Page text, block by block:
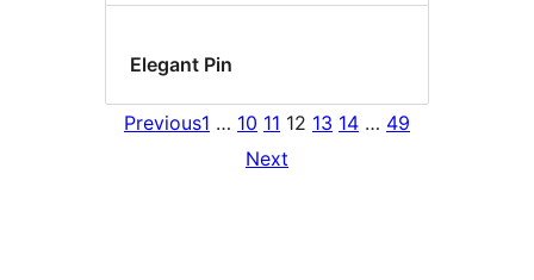
Elegant Pin
Previous1 … 10 11 12 13 14 … 49
Next